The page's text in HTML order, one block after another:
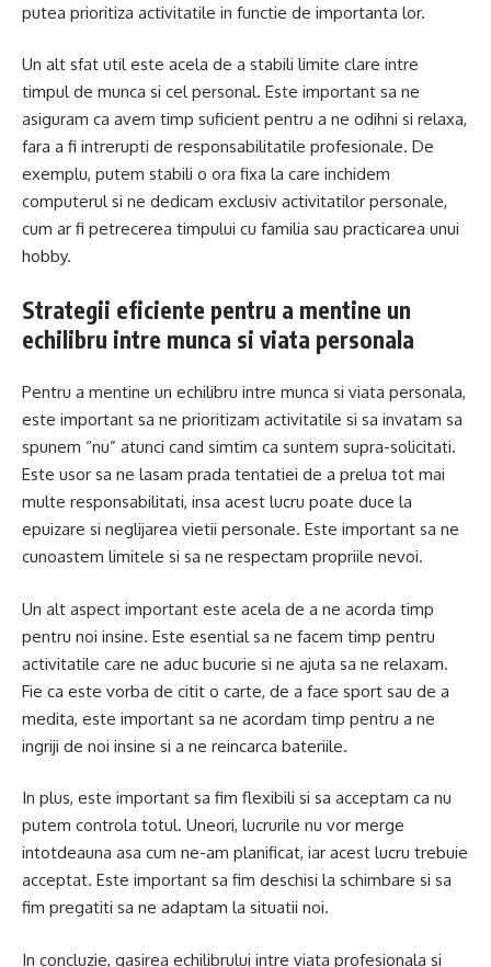
putea prioritiza activitatile in functie de importanta lor.
Un alt sfat util este acela de a stabili limite clare intre
timpul de munca si cel personal. Este important sa ne
asiguram ca avem timp suficient pentru a ne odihni si relaxa,
fara a fi intrerupti de responsabilitatile profesionale. De
exemplu, putem stabili o ora fixa la care inchidem
computerul si ne dedicam exclusiv activitatilor personale,
cum ar fi petrecerea timpului cu familia sau practicarea unui
hobby.
Strategii eficiente pentru a mentine un
echilibru intre munca si viata personala
Pentru a mentine un echilibru intre munca si viata personala,
este important sa ne prioritizam activitatile si sa invatam sa
spunem “nu” atunci cand simtim ca suntem supra-solicitati.
Este usor sa ne lasam prada tentatiei de a prelua tot mai
multe responsabilitati, insa acest lucru poate duce la
epuizare si neglijarea vietii personale. Este important sa ne
cunoastem limitele si sa ne respectam propriile nevoi.
Un alt aspect important este acela de a ne acorda timp
pentru noi insine. Este esential sa ne facem timp pentru
activitatile care ne aduc bucurie si ne ajuta sa ne relaxam.
Fie ca este vorba de citit o carte, de a face sport sau de a
medita, este important sa ne acordam timp pentru a ne
ingriji de noi insine si a ne reincarca bateriile.
In plus, este important sa fim flexibili si sa acceptam ca nu
putem controla totul. Uneori, lucrurile nu vor merge
intotdeauna asa cum ne-am planificat, iar acest lucru trebuie
acceptat. Este important sa fim deschisi la schimbare si sa
fim pregatiti sa ne adaptam la situatii noi.
In concluzie, gasirea echilibrului intre viata profesionala si